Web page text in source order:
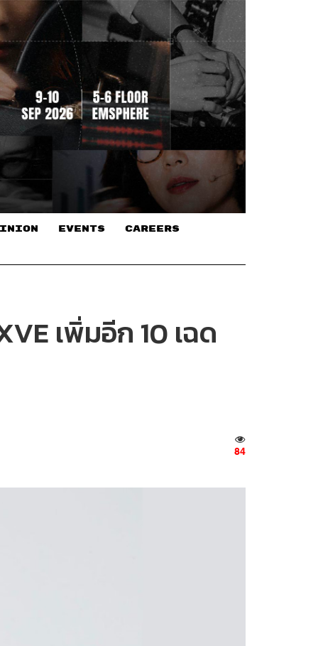
EVENTS CAREERS
เพิ่มอีก 10 เฉด
84